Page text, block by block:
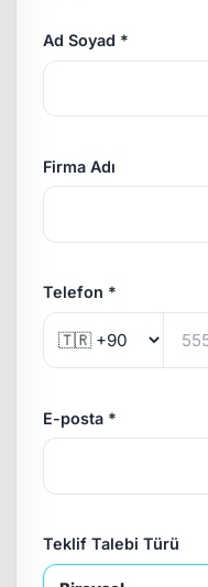
Ad Soyad *
Firma Adı
Telefon *
E-posta *
Teklif Talebi Türü